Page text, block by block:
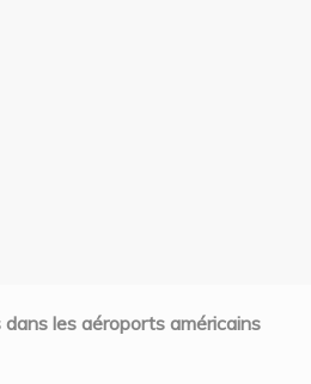
les aéroports américains